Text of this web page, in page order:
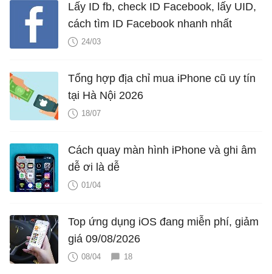
Lấy ID fb, check ID Facebook, lấy UID,
cách tìm ID Facebook nhanh nhất
24/03
Tổng hợp địa chỉ mua iPhone cũ uy tín
tại Hà Nội 2026
18/07
Cách quay màn hình iPhone và ghi âm
dễ ơi là dễ
01/04
Top ứng dụng iOS đang miễn phí, giảm
giá 09/08/2026
08/04 18